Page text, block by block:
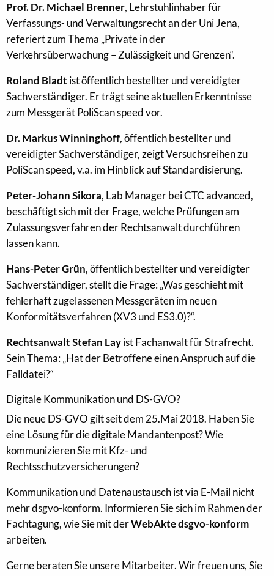
Prof. Dr. Michael Brenner, Lehrstuhlinhaber für
Verfassungs- und Verwaltungsrecht an der Uni Jena,
referiert zum Thema „Private in der
Verkehrsüberwachung – Zulässigkeit und Grenzen“.
Roland Bladt ist öffentlich bestellter und vereidigter
Sachverständiger. Er trägt seine aktuellen Erkenntnisse
zum Messgerät PoliScan speed vor.
Dr. Markus Winninghoff, öffentlich bestellter und
vereidigter Sachverständiger, zeigt Versuchsreihen zu
PoliScan speed, v.a. im Hinblick auf Standardisierung.
Peter-Johann Sikora, Lab Manager bei CTC advanced,
beschäftigt sich mit der Frage, welche Prüfungen am
Zulassungsverfahren der Rechtsanwalt durchführen
lassen kann.
Hans-Peter Grün, öffentlich bestellter und vereidigter
Sachverständiger, stellt die Frage: „Was geschieht mit
fehlerhaft zugelassenen Messgeräten im neuen
Konformitätsverfahren (XV3 und ES3.0)?“.
Rechtsanwalt Stefan Layist Fachanwalt für Strafrecht.
Sein Thema: „Hat der Betroffene einen Anspruch auf die
Falldatei?“
Digitale Kommunikation und DS-GVO?
Die neue DS-GVO gilt seit dem 25.Mai 2018. Haben Sie
eine Lösung für die digitale Mandantenpost? Wie
kommunizieren Sie mit Kfz- und
Rechtsschutzversicherungen?
Kommunikation und Datenaustausch ist via E-Mail nicht
mehr dsgvo-konform. Informieren Sie sich im Rahmen der
Fachtagung, wie Sie mit derWebAkte dsgvo-konform
arbeiten.
Gerne beraten Sie unsere Mitarbeiter. Wir freuen uns, Sie